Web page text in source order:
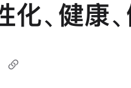
化、健康